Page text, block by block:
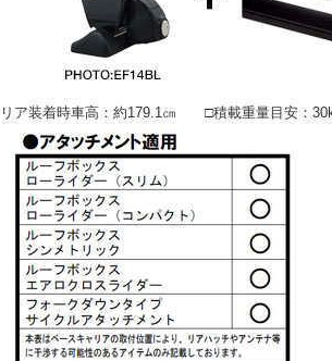
装着時車高：約179.1㎝ □積載重量目安：